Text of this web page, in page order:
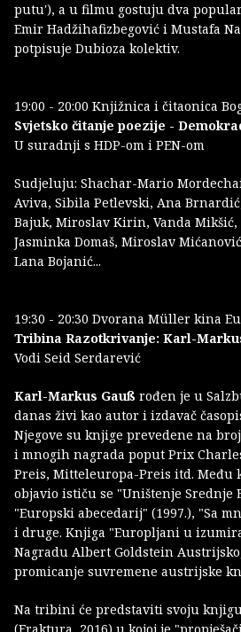
putu'), a u filmu gostuju dva
Emir Hadžihafizbegović i Mustafa
potpisuje Dubioza kolektiv.
19:00 - 20:00 Knjižnica i čitaonica
Svjetsko čitanje poezije -
U suradnji s HDP-om i PEN-om
Sudjeluju: Shachar-Mario
Aviva, Sibila Petlevski, Ana
Bajuk, Miroslav Kirin, Vanda Mikšić,
Jasminka Domaš, Miroslav
Lana Bojanić...
19:30 - 20:30 Dvorana Müller kina
Tribina Razotkrivanje: Karl-
Vodi Seid Serdarević
Karl-Markus Gauß rođen je u
danas živi kao autor i izdavač
Njegove su knjige prevedene na
i mnogih nagrada poput Prix
Preis, Mitteleuropa-Preis itd. Među
objavio ističu se "Uništenje Srednje
"Europski abecedarij" (1997.), "Sa
i druge. Knjiga "Europljani u
Nagradu Albert Goldstein
promicanje suvremene austrijske
Na tribini će predstaviti svoju